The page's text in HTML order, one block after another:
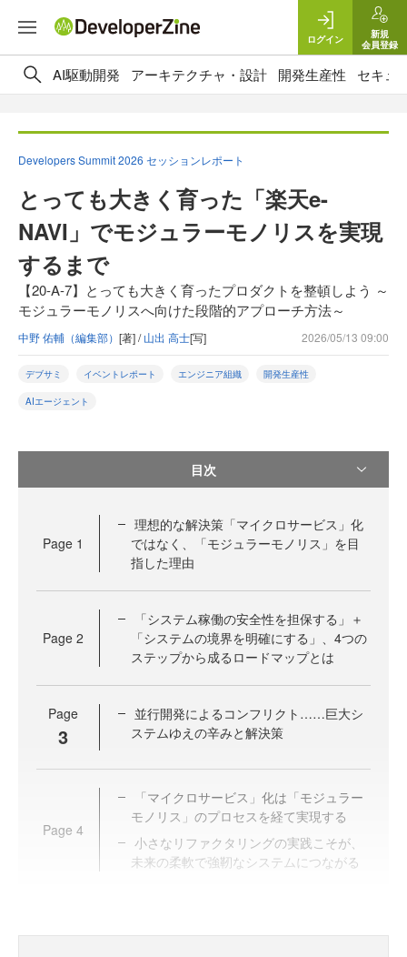
ログイン
新規
会員登録
AI駆動開発 アーキテクチャ・設計 開発生産性 セキュ
Developers Summit 2026 セッションレポート
とっても大きく育った「楽天e-
NAVI」でモジュラーモノリスを実現
するまで
【20-A-7】とっても大きく育ったプロダクトを整頓しよう ～
モジュラーモノリスへ向けた段階的アプローチ方法～
中野 佑輔（編集部） [著] /山出 高士[写] 2026/05/13 09:00
デブサミ イベントレポート エンジニア組織 開発生産性
AIエージェント
目次
Page 1
理想的な解決策「マイクロサービス」化
ではなく、「モジュラーモノリス」を目
指した理由
Page 2
「システム稼働の安全性を担保する」＋
「システムの境界を明確にする」、4つの
ステップから成るロードマップとは
Page
3
並行開発によるコンフリクト……巨大シ
ステムゆえの辛みと解決策
Page 4
「マイクロサービス」化は「モジュラー
モノリス」のプロセスを経て実現する
小さなリファクタリングの実践こそが、
未来の柔軟で強靭なシステムにつながる